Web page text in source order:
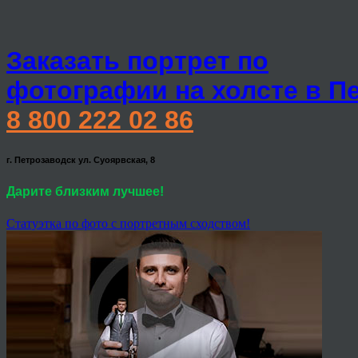
Заказать портрет по
фотографии на холсте в
8 800 222 02 86
г. Петрозаводск ул. Суоярвская, 8
Дарите близким лучшее!
Статуэтка по фото с портретным сходством!